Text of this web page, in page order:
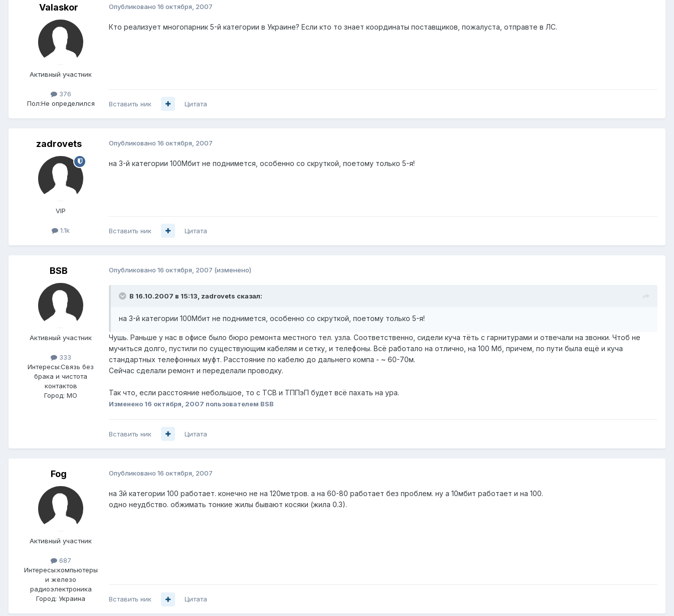
Valaskor
Активный участник
376
Пол:Не определился
Опубликовано 16 октября, 2007
Кто реализует многопарник 5-й категории в Украине? Если кто то знает координаты поставщиков, пожалуста, отправте в ЛС.
Вставить ник Цитата
zadrovets
VIP
1.1k
Опубликовано 16 октября, 2007
на 3-й категории 100Мбит не поднимется, особенно со скруткой, поетому только 5-я!
Вставить ник Цитата
BSB
Активный участник
333
Интересы:Связь без
брака и чистота
контактов
Город: МО
Опубликовано 16 октября, 2007 (изменено)
В 16.10.2007 в 15:13, zadrovets сказал:
на 3-й категории 100Мбит не поднимется, особенно со скруткой, поетому только 5-я!
Чушь. Раньше у нас в офисе было бюро ремонта местного тел. узла. Соответственно, сидели куча тёть с гарнитурами и отвечали на звонки. Чтоб не
мучиться долго, пустили по существующим кабелям и сетку, и телефоны. Всё работало на отлично, на 100 Мб, причем, по пути была ещё и куча
стандартных телефонных муфт. Расстояние по кабелю до дальнего компа - ~ 60-70м.
Сейчас сделали ремонт и переделали проводку.
Так что, если расстояние небольшое, то с ТСВ и ТППэП будет всё пахать на ура.
Изменено 16 октября, 2007 пользователем BSB
Вставить ник Цитата
Fog
Активный участник
687
Интересы:компьютеры
и железо
радиоэлектроника
Город: Украина
Опубликовано 16 октября, 2007
на 3й категории 100 работает. конечно не на 120метров. а на 60-80 работает без проблем. ну а 10мбит работает и на 100.
одно неудбство. обжимать тонкие жилы бывают косяки (жила 0.3).
Вставить ник Цитата